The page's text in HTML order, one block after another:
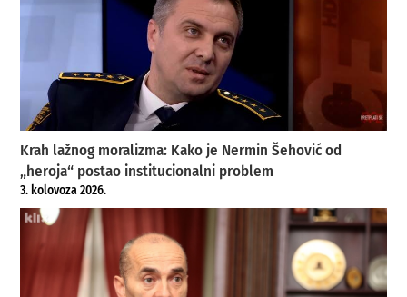
Krah lažnog moralizma: Kako je Nermin Šehović od
„heroja“ postao institucionalni problem
3. kolovoza 2026.